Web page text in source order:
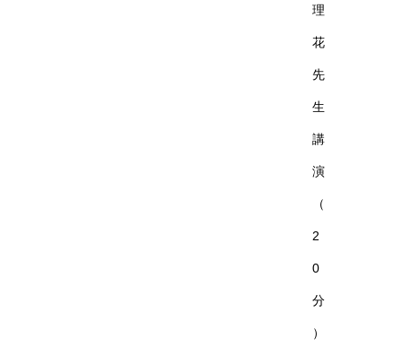
理
花
先
生
講
演
（
2
0
分
）